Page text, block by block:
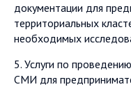
документации для
территориальных
необходимых
5. Услуги по
СМИ для